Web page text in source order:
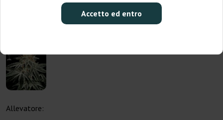
Accetto ed entro
Allevatore: